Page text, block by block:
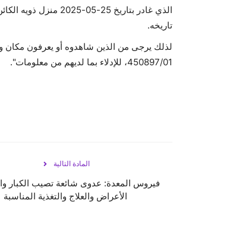
الذي غادر بتاريخ
تاريخه.
لذلك يرجى من الذين شاهدوه أو يعرفون مكان
450897/01، للإدلاء بما لديهم من معلومات".
المادة التالية
فيروس المعدة: عدوى شائعة تصيب الكبار
الأعراض والعلاج والتغذية المناسبة